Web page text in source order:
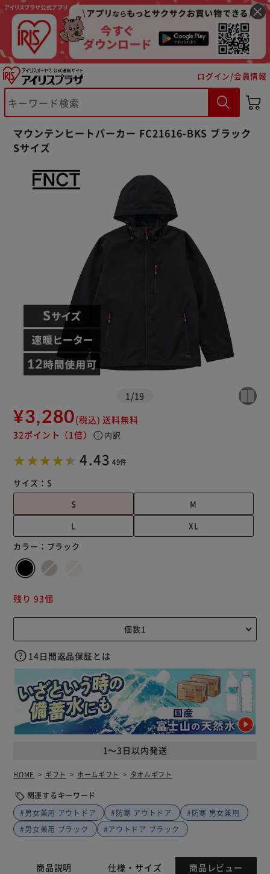
ログイン/会員情報
マウンテンヒートパーカー FC21616-BKS ブラック
Sサイズ
1 /19
¥3,280(税込) 送料無料
32ポイント （1倍） info 内訳
4.43 49件
サイズ： S
S
M
L
XL
カラー： ブラック
1～3日以内発送
残り 93個
14日間返品保証とは
HOME ギフト ホームギフト タオルギフト
関連するキーワード
#男女兼用 アウトドア
#防寒 アウトドア
#防寒 男女兼用
#男女兼用 ブラック
#アウトドア ブラック
商品説明 仕様・サイズ 商品レビュー
※ご確認ください
カートに入れる